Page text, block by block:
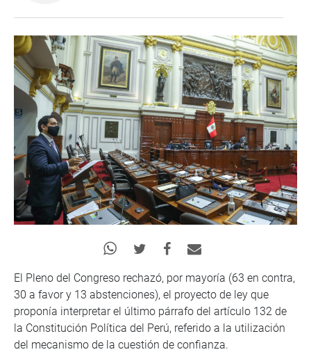
El Pleno del Congreso rechazó, por mayoría (63 en contra,
30 a favor y 13 abstenciones), el proyecto de ley que
proponía interpretar el último párrafo del artículo 132 de
la Constitución Política del Perú, referido a la utilización
del mecanismo de la cuestión de confianza.